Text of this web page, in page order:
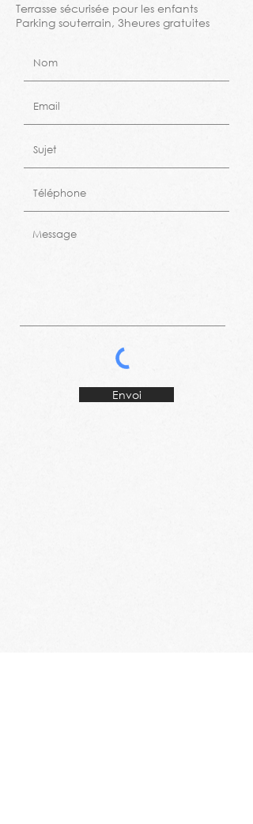
Terrasse sécurisée pour les enfants
Parking souterrain, 3heures gratuites
Envoi